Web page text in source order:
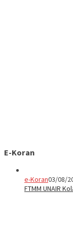
E-Koran
e-Koran03/08/
FTMM UNAIR